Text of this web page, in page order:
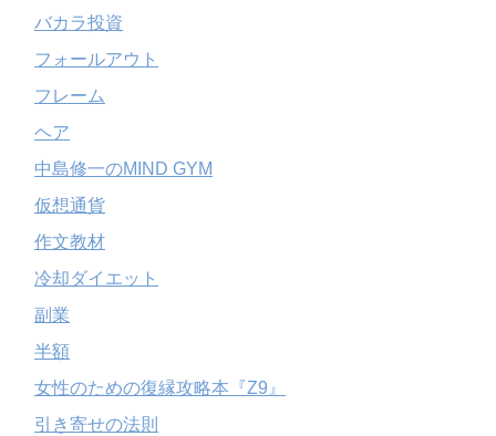
バカラ投資
フォールアウト
フレーム
ヘア
中島修一のMIND GYM
仮想通貨
作文教材
冷却ダイエット
副業
半額
女性のための復縁攻略本『Z9』
引き寄せの法則